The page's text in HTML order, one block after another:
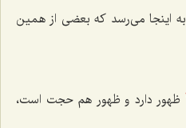
به اینجا می‌رسد که بعضی از همین
ظهور دارد و ظهور هم حجت است،